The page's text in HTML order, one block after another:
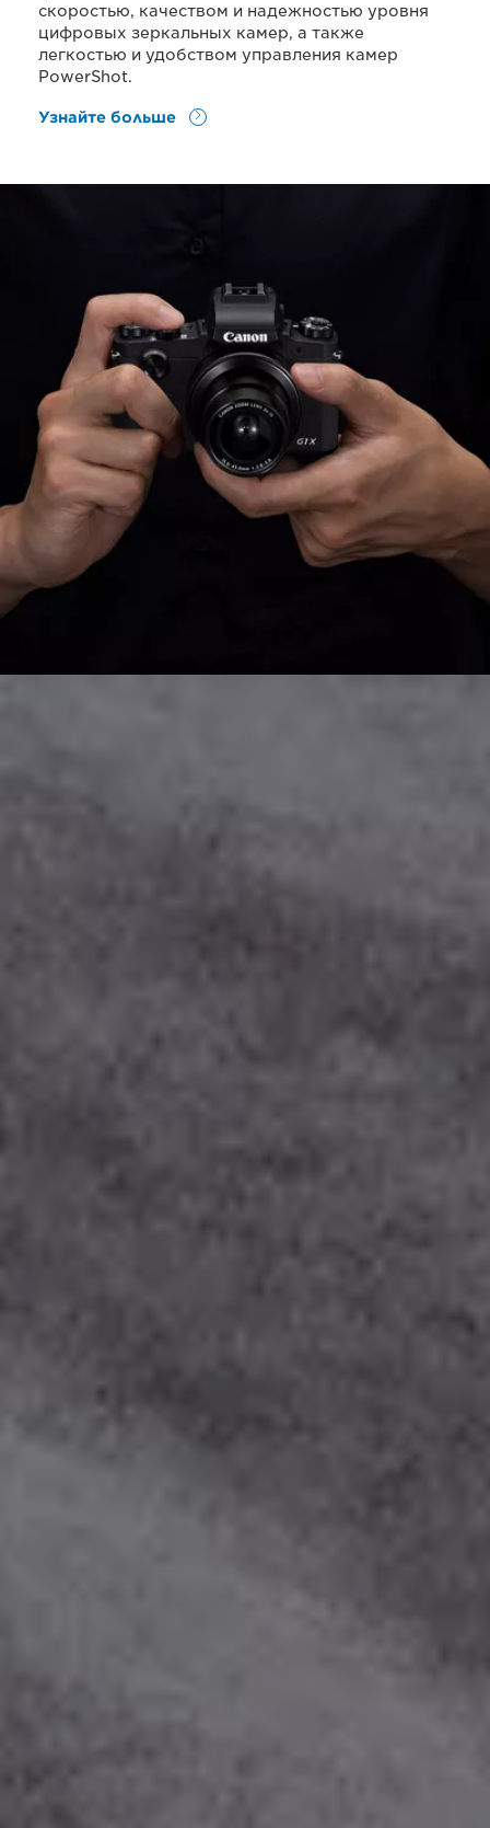
скоростью, качеством и надежностью уровня
цифровых зеркальных камер, а также
легкостью и удобством управления камер
PowerShot.
Узнайте больше